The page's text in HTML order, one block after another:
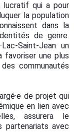
lucratif qui a pour
la population
dans la
de genre.
Saint-Jean un
favoriser une plus
communautés
de projet qui
en lien avec
assurera le
partenariats avec